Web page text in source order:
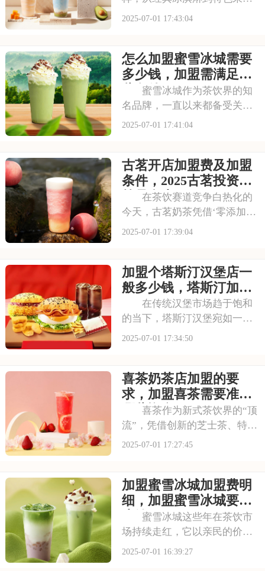
茶，满足不同消费者口味。门
力和市场潜力，让众多投资者
心动不已，那么加盟蜜雪冰城
需要多少费用呢？以下
2025-07-01 17:43:04
怎么加盟蜜雪冰城需要
多少钱，加盟需满足哪
些条件
蜜雪冰城作为茶饮界的知
名品牌，一直以来都备受关
注。它以丰富的产品线和高性
班族，都是蜜雪冰城的忠实粉
丝。那么，加盟蜜雪冰城的费
用究竟是多少呢？下面
2025-07-01 17:41:04
古茗开店加盟费及加盟
条件，2025古茗投资预
算是多少
在茶饮赛道竞争白热化的
今天，古茗奶茶凭借‘零添加、
低糖健康’的差异化定位，深受
要多少钱？下面就来看看古茗
开店加盟费及加盟条件，2025
古茗投资预
2025-07-01 17:39:04
加盟个塔斯汀汉堡店一
般多少钱，塔斯汀加盟
要满足哪些条件
在传统汉堡市场趋于饱和
的当下，塔斯汀汉堡宛如一股
清流，以创新的姿态闯入大众
独特的商业模式所吸引，想要
借助塔斯汀的品牌力量开启自
己的创业之路。那么
2025-07-01 17:34:50
喜茶奶茶店加盟的要
求，加盟喜茶需要准备
哪些资金
喜茶作为新式茶饮界的“顶
流”，凭借创新的芝士茶、特色
果茶，还有时尚的门店设计，
多少钱？需要满足哪些条件？
以下是喜茶奶茶店加盟的要
求，加盟喜茶需要
2025-07-01 17:27:45
加盟蜜雪冰城加盟费明
细，加盟蜜雪冰城要多
少钱
蜜雪冰城这些年在茶饮市
场持续走红，它以亲民的价格
和丰富的产品线，覆盖了广泛
2025-07-01 16:39:27